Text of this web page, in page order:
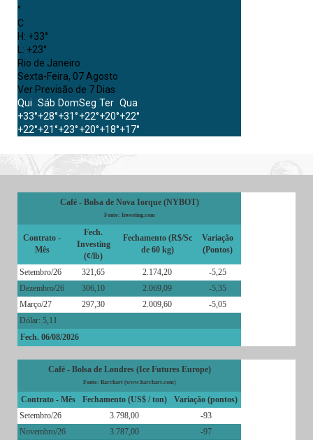
°
C
H: +33°
L: +23°
Rio de Janeiro
Sexta-Feira, 07 Agosto
Ver Previsão de 7 Dias
Qui Sáb DomSeg Ter Qua
+33°+28°+31°+22°+20°+22°
+22°+21°+23°+20°+18°+17°
Café - Bolsa de Nova Iorque (NYBOT)
Fonte: Investing.com
Contrato -
Mês
Fech.
Investing
(¢/lb)
Fechamento (R$/Sc
de 60 kg)
Variação
(Pontos)
Setembro/26 321,65 2.174,20
-5,25
Dezembro/26
306,10 2.069,09
-5,35
Março/27
297,30 2.009,60
-5,05
Dólar: 5,11
Fech. 06/08/2026
Café - Bolsa de Londres (Ice Futures Europe)
Fonte: Barchart (www.barchart.com)
Contrato - Mês Fechamento (US$ / ton)
Variação (pontos)
Setembro/26
3.798,00
-93
Novembro/26
3.787,00
-97